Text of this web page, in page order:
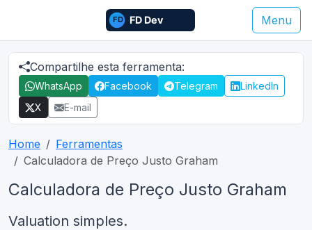
Menu
Compartilhe esta ferramenta:
WhatsApp Facebook Telegram
LinkedIn
X
E-mail
Home
Ferramentas
Calculadora de Preço Justo Graham
Calculadora de Preço Justo Graham
Valuation simples.